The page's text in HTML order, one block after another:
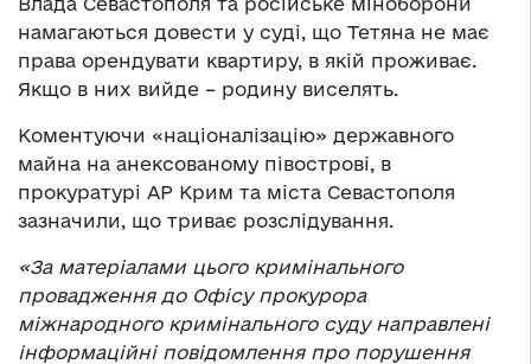
намагаються довести у суді, що Тетяна не має
права орендувати квартиру, в якій проживає.
Якщо в них вийде – родину виселять.
Коментуючи «націоналізацію» державного
майна на анексованому півострові, в
прокуратурі АР Крим та міста Севастополя
зазначили, що триває розслідування.
«За матеріалами цього кримінального
провадження до Офісу прокурора
міжнародного кримінального суду направлені
інформаційні повідомлення про порушення